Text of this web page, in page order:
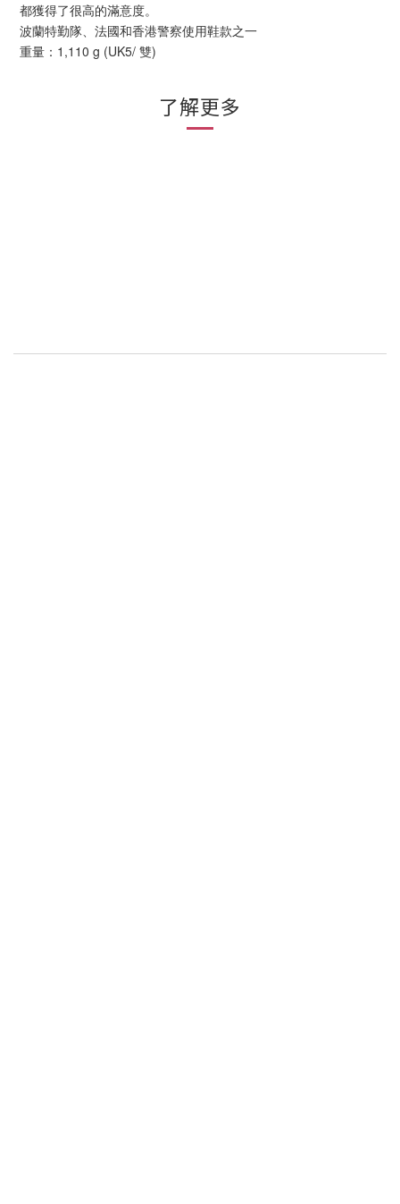
都獲得了很高的滿意度。
波蘭特勤隊、法國和香港警察使用鞋款之一
重量：1,110 g (UK5/ 雙)
了解更多